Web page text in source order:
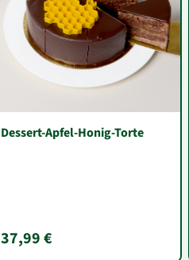
Dessert-Apfel-Honig-Torte
37,99 €